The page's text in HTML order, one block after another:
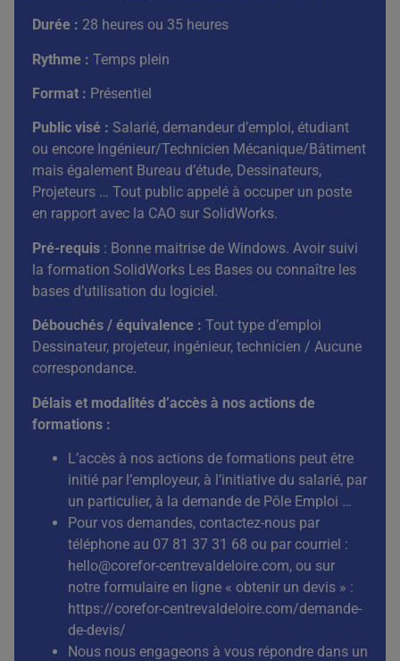
Durée : 28 heures ou 35 heures
Rythme : Temps plein
Format : Présentiel
Public visé : Salarié, demandeur d’emploi, étudiant
ou encore Ingénieur/Technicien Mécanique/Bâtiment
mais également Bureau d’étude, Dessinateurs,
Projeteurs … Tout public appelé à occuper un poste
en rapport avec la CAO sur SolidWorks.
Pré-requis : Bonne maitrise de Windows. Avoir suivi
la formation SolidWorks Les Bases ou connaître les
bases d’utilisation du logiciel.
Débouchés / équivalence : Tout type d’emploi
Dessinateur, projeteur, ingénieur, technicien / Aucune
correspondance.
Délais et modalités d’accès à nos actions de
formations :
L’accès à nos actions de formations peut être
initié par l’employeur, à l’initiative du salarié, par
un particulier, à la demande de Pôle Emploi …
Pour vos demandes, contactez-nous par
téléphone au 07 81 37 31 68 ou par courriel :
hello@corefor-centrevaldeloire.com, ou sur
notre formulaire en ligne « obtenir un devis » :
https://corefor-centrevaldeloire.com/demande-
de-devis/
Nous nous engageons à vous répondre dans un